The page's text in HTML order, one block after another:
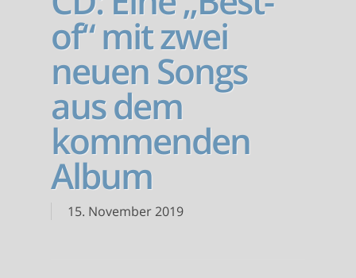
of“ mit zwei
neuen Songs
aus dem
kommenden
Album
15. November 2019